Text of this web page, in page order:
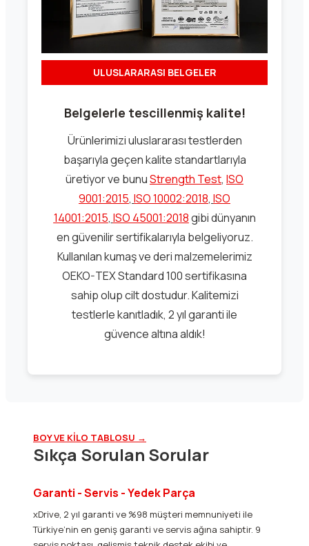
ULUSLARARASI BELGELER
Belgelerle tescillenmiş kalite!
Ürünlerimizi uluslararası testlerden
başarıyla geçen kalite standartlarıyla
üretiyor ve bunuStrength Test, ISO
9001:2015, ISO 10002:2018, ISO
14001:2015, ISO 45001:2018gibi dünyanın
en güvenilir sertifikalarıyla belgeliyoruz.
Kullanılan kumaş ve deri malzemelerimiz
OEKO-TEX Standard 100 sertifikasına
sahip olup cilt dostudur. Kalitemizi
testlerle kanıtladık, 2 yıl garanti ile
güvence altına aldık!
BOY VE KİLO TABLOSU →
Sıkça Sorulan Sorular
Garanti - Servis - Yedek Parça
xDrive, 2 yıl garanti ve %98 müşteri memnuniyeti ile
Türkiye’nin en geniş garanti ve servis ağına sahiptir. 9